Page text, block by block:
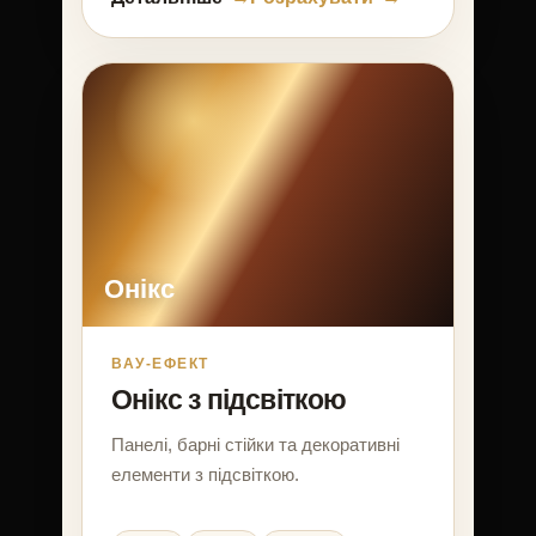
Онікс
ВАУ-ЕФЕКТ
Онікс з підсвіткою
Панелі, барні стійки та декоративні
елементи з підсвіткою.